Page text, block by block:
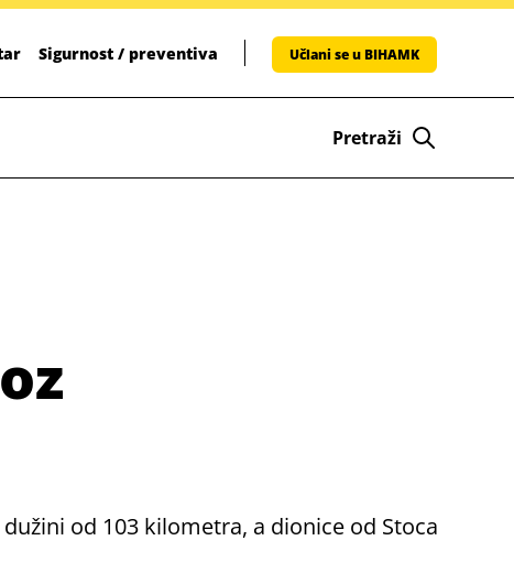
Sigurnost / preventiva Učlani se u BIHAMK
Pretraži
od 103 kilometra, a dionice od Stoca